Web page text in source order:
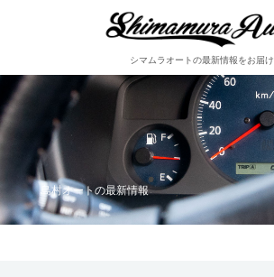
シマムラオートの最新情報をお届け
島村オートの最新情報